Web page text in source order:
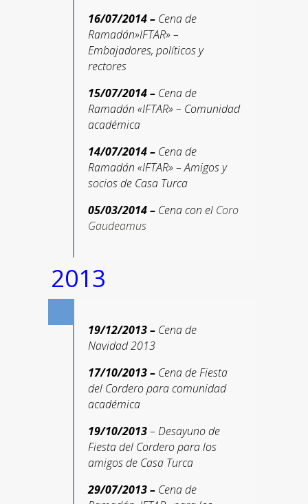
16/07/2014 – Cena de
Ramadán»IFTAR» –
Embajadores, políticos y
rectores
15/07/2014 – Cena de
Ramadán «IFTAR» – Comunidad
académica
14/07/2014 – Cena de
Ramadán «IFTAR» – Amigos y
socios de Casa Turca
05/03/2014 – Cena con el Coro
Gaudeamus
2013
19/12/2013 – Cena de
Navidad 2013
17/10/2013 – Cena de Fiesta
del Cordero para comunidad
académica
19/10/2013– Desayuno de
Fiesta del Cordero para los
amigos de Casa Turca
29/07/2013 – Cena de